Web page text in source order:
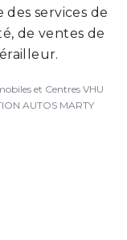
services de
de ventes de
et Centres VHU
AUTOS MARTY